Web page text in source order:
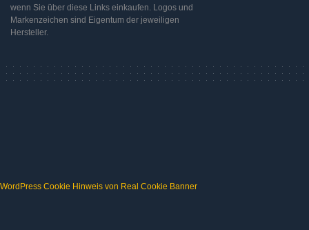
wenn Sie über diese Links einkaufen. Logos und
Markenzeichen sind Eigentum der jeweiligen
Hersteller.
WordPress Cookie Hinweis von Real Cookie Banner